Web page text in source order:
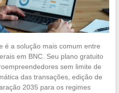
é a solução mais comum entre
em BNC. Seu plano gratuito
sem limite de
das transações, edição de
2035 para os regimes